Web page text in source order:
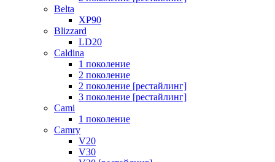
Belta
XP90
Blizzard
LD20
Caldina
1 поколение
2 поколение
2 поколение [рестайлинг]
3 поколение [рестайлинг]
Cami
1 поколение
Camry
V20
V30